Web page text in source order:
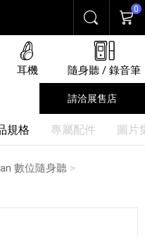
搜尋 購物
0
耳機 隨身聽 / 錄音筆
請洽展售店
規格 專屬配件 圖片
數位隨身聽